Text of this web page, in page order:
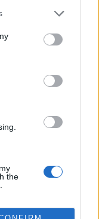
the
obvod
a suchého počasí
obvod VI chce
s tím, že údržbu
zjistila ČTK.
rozdělit